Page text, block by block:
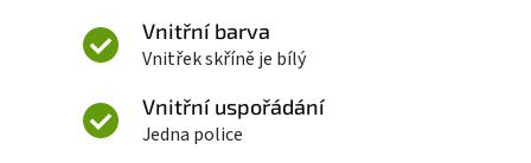
Vnitřní barva
Vnitřek skříně je bílý
Vnitřní uspořádání
Jedna police